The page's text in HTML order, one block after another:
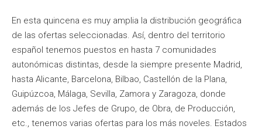
En esta quincena es muy amplia la distribución geográfica
de las ofertas seleccionadas. Así, dentro del territorio
español tenemos puestos en hasta 7 comunidades
autonómicas distintas, desde la siempre presente Madrid,
hasta Alicante, Barcelona, Bilbao, Castellón de la Plana,
Guipúzcoa, Málaga, Sevilla, Zamora y Zaragoza, donde
además de los Jefes de Grupo, de Obra, de Producción,
etc., tenemos varias ofertas para los más noveles. Estados